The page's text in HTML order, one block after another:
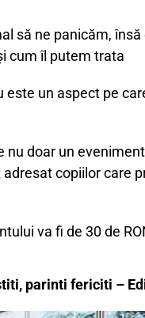
să ne panicăm,
cum îl putem trata
este un aspect pe
doar un
copiilor care
va fi de 30 de
parinti fericiti –